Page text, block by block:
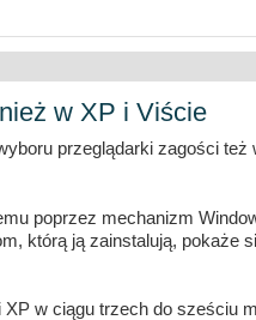
w XP i Viście
przeglądarki zagości
poprzez mechanizm
którą ją zainstalują, pokaże
w ciągu trzech do sześciu